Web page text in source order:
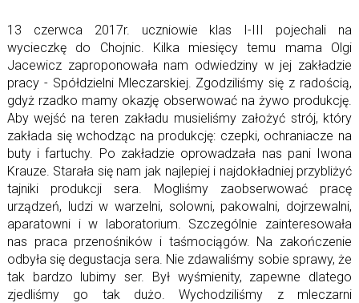
13 czerwca 2017r. uczniowie klas I-III pojechali na
wycieczkę do Chojnic. Kilka miesięcy temu mama Olgi
Jacewicz zaproponowała nam odwiedziny w jej zakładzie
pracy - Spółdzielni Mleczarskiej. Zgodziliśmy się z radością,
gdyż rzadko mamy okazję obserwować na żywo produkcję.
Aby wejść na teren zakładu musieliśmy założyć strój, który
zakłada się wchodząc na produkcję: czepki, ochraniacze na
buty i fartuchy. Po zakładzie oprowadzała nas pani Iwona
Krauze. Starała się nam jak najlepiej i najdokładniej przybliżyć
tajniki produkcji sera. Mogliśmy zaobserwować pracę
urządzeń, ludzi w warzelni, solowni, pakowalni, dojrzewalni,
aparatowni i w laboratorium. Szczególnie zainteresowała
nas praca przenośników i taśmociągów. Na zakończenie
odbyła się degustacja sera. Nie zdawaliśmy sobie sprawy, że
tak bardzo lubimy ser. Był wyśmienity, zapewne dlatego
zjedliśmy go tak dużo. Wychodziliśmy z mleczarni